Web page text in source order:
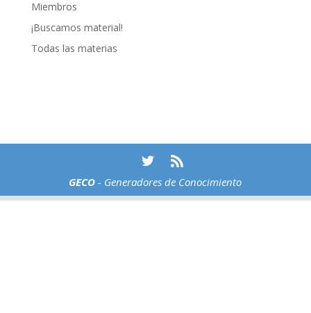
Miembros
¡Buscamos material!
Todas las materias
GECO - Generadores de Conocimiento